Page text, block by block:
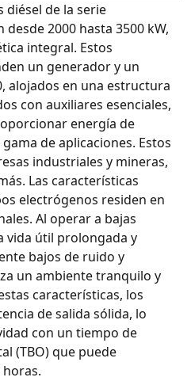
diésel de la serie
2000 hasta 3500 kW,
integral. Estos
un generador y un
alojados en una estructura
con auxiliares esenciales,
energía de
de aplicaciones. Estos
industriales y mineras,
Las características
electrógenos residen en
Al operar a bajas
vida útil prolongada y
bajos de ruido y
un ambiente tranquilo y
características, los
de salida sólida, lo
con un tiempo de
(TBO) que puede
horas.